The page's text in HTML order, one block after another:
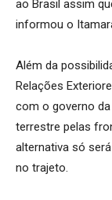
ao Brasil assim
informou o
Além da
Relações
com o governo
terrestre pelas
alternativa só
no trajeto.